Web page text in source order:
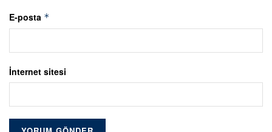
E-posta *
İnternet sitesi